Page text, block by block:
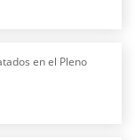
en el Pleno